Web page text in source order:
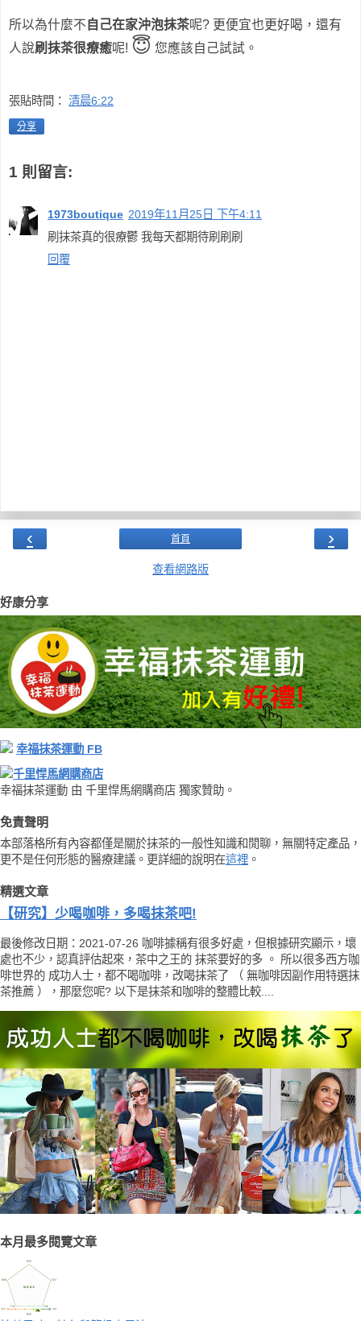
所以為什麼不 自己在家沖泡抹茶呢? 更便宜也更好喝，還有
人說刷抹茶很療癒呢! 😇 您應該自己試試。
張貼時間： 清晨6:22
分享
1 則留言:
1973boutique 2019年11月25日 下午4:11
刷抹茶真的很療鬱 我每天都期待刷刷刷
回覆
‹ ›
首頁
查看網路版
好康分享
幸福抹茶運動 FB
千里悍馬網購商店
幸福抹茶運動 由 千里悍馬網購商店 獨家贊助。
免責聲明
本部落格所有內容都僅是關於抹茶的一般性知識和閒聊，無關特定產品，
更不是任何形態的醫療建議。更詳細的說明在這裡 。
精選文章
【研究】少喝咖啡，多喝抹茶吧!
最後修改日期：2021-07-26 咖啡據稱有很多好處，但根據研究顯示，壞
處也不少，認真評估起來，茶中之王的 抹茶要好的多 。 所以很多西方咖
啡世界的 成功人士，都不喝咖啡，改喝抹茶了 （ 無咖啡因副作用特選抹
茶推薦 ），那麼您呢? 以下是抹茶和咖啡的整體比較....
本月最多閱覽文章